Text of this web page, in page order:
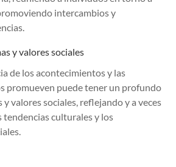
intercambios y
y valores sociales
de los acontecimientos y las
promueven puede tener un profundo
valores sociales, reflejando y a veces
tendencias culturales y los